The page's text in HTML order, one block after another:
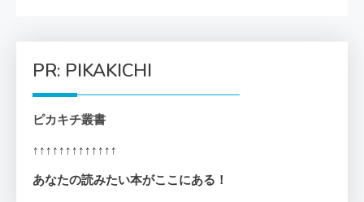
PR: PIKAKICHI
ピカキチ叢書
↑↑↑↑↑↑↑↑↑↑↑↑↑
あなたの読みたい本がここにある！